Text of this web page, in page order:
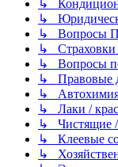
↳
↳
↳ Вопросы
↳ Страховки
↳ Вопросы
↳ Правовые
↳
↳ Лаки /
↳ Чистящие /
↳ Клеевые
↳